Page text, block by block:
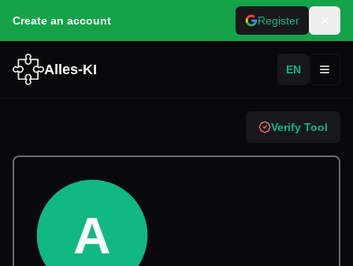
Create an account Register
Alles-KI EN
Verify Tool
A